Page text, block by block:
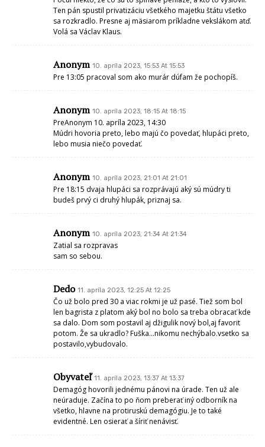
Ten pán spustil privatizáciu všetkého majetku štátu všetko
sa rozkradlo. Presne aj mäsiarom príkladne vekslákom atď.
Volá sa Václav Klaus.
Anonym 10. apríla 2023, 15:53 At 15:53
Pre 13:05 pracoval som ako murár dúfam že pochopíš.
Anonym 10. apríla 2023, 18:15 At 18:15
PreAnonym 10. apríla 2023, 14:30
Múdri hovoria preto, lebo majú čo povedať, hlupáci preto,
lebo musia niečo povedať.
Anonym 10. apríla 2023, 21:01 At 21:01
Pre 18:15 dvaja hlupáci sa rozprávajú aký sú múdry ti
budeš prvý ci druhý hlupák, priznaj sa.
Anonym 10. apríla 2023, 21:34 At 21:34
Zatial sa rozpravas
sam so sebou.
Dedo 11. apríla 2023, 12:25 At 12:25
Čo už bolo pred 30 a viac rokmi je už pasé. Tiež som bol
len bagrista z platom aký bol no bolo sa treba obracať kde
sa dalo. Dom som postavil aj džigulik nový bol,aj favorit
potom. Že sa ukradlo? Fuška…nikomu nechýbalo.vsetko sa
postavilo,vybudovalo.
Obyvateľ 11. apríla 2023, 13:37 At 13:37
Demagóg hovorili jednému pánovi na úrade. Ten už ale
neúraduje. Začína to po ňom preberať iný odborník na
všetko, hlavne na protiruskú demagógiu. Je to také
evidentné. Len osierať a šíriť nenávisť.